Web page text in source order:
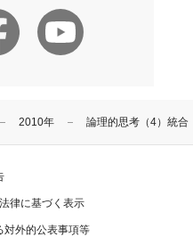
2010年 論理的思考（4）統合
律に基づく表示
対外的公表事項等